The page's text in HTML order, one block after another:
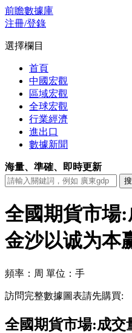
前瞻數據庫
注冊/登錄
選擇欄目
首頁
中國宏觀
區域宏觀
全球宏觀
行業經濟
進出口
數據新聞
海量、準確、即時更新
全國期貨市場
金沙以诚为本
頻率：周 單位：手
訪問完整數據圖表請先購買:
全國期貨市場:成交